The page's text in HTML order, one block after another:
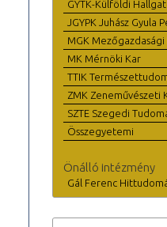
GYTK-Külföldi
JGYPK Juhász Gyula
MGK Mezőgazdasági
MK Mérnöki Kar
TTIK
ZMK Zeneművészeti
SZTE Szegedi
Összegyetemi
Önálló intézmény
Gál Ferenc